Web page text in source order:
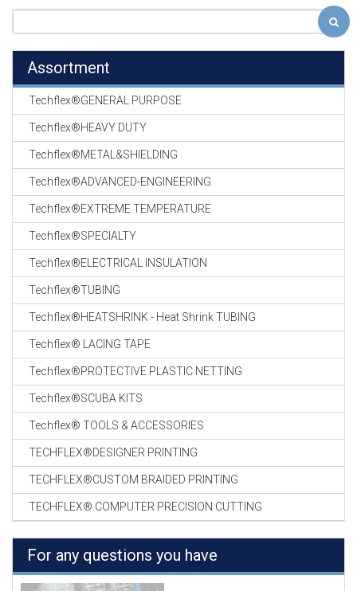
Assortment
Techflex®GENERAL PURPOSE
Techflex®HEAVY DUTY
Techflex®METAL&SHIELDING
Techflex®ADVANCED-ENGINEERING
Techflex®EXTREME TEMPERATURE
Techflex®SPECIALTY
Techflex®ELECTRICAL INSULATION
Techflex®TUBING
Techflex®HEATSHRINK - Heat Shrink TUBING
Techflex® LACING TAPE
Techflex®PROTECTIVE PLASTIC NETTING
Techflex®SCUBA KITS
Techflex® TOOLS & ACCESSORIES
TECHFLEX®DESIGNER PRINTING
TECHFLEX®CUSTOM BRAIDED PRINTING
TECHFLEX® COMPUTER PRECISION CUTTING
For any questions you have